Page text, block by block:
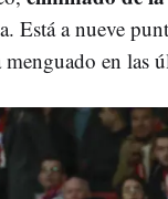
Está a nueve
en las